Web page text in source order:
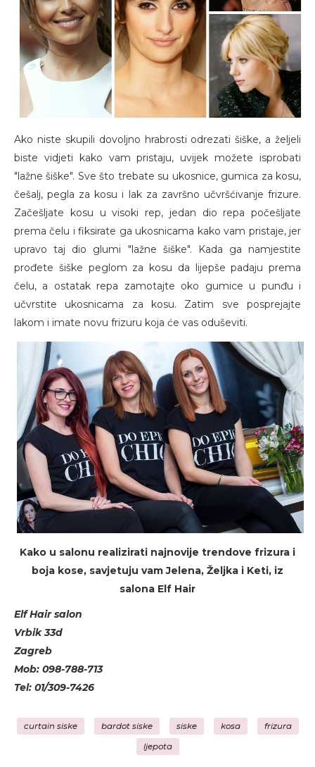
Ako niste skupili dovoljno hrabrosti odrezati šiške, a željeli
biste vidjeti kako vam pristaju, uvijek možete isprobati
"lažne šiške". Sve što trebate su ukosnice, gumica za kosu,
češalj, pegla za kosu i lak za završno učvršćivanje frizure.
Začešljate kosu u visoki rep, jedan dio repa počešljate
prema čelu i fiksirate ga ukosnicama kako vam pristaje, jer
upravo taj dio glumi "lažne šiške". Kada ga namjestite
prođete šiške peglom za kosu da lijepše padaju prema
čelu, a ostatak repa zamotajte oko gumice u punđu i
učvrstite ukosnicama za kosu. Zatim sve posprejajte
lakom i imate novu frizuru koja će vas oduševiti.
Kako u salonu realizirati najnovije trendove frizura i
boja kose, savjetuju vam Jelena, Željka i Keti, iz
salona Elf Hair
Elf Hair salon
Vrbik 33d
Zagreb
Mob: 098-788-713
Tel: 01/309-7426
curtain siske bardot siske siske kosa frizura
ljepota